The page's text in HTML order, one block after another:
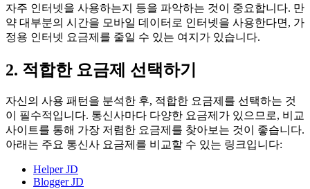
자주 인터넷을 사용하는지 등을 파악하는 것이 중요합니다. 만
약 대부분의 시간을 모바일 데이터로 인터넷을 사용한다면, 가
정용 인터넷 요금제를 줄일 수 있는 여지가 있습니다.
2. 적합한 요금제 선택하기
자신의 사용 패턴을 분석한 후, 적합한 요금제를 선택하는 것
이 필수적입니다. 통신사마다 다양한 요금제가 있으므로, 비교
사이트를 통해 가장 저렴한 요금제를 찾아보는 것이 좋습니다.
아래는 주요 통신사 요금제를 비교할 수 있는 링크입니다:
Helper JD
Blogger JD